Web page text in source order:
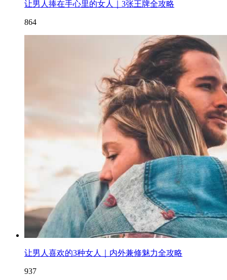
让男人捧在手心里的女人｜3张王牌全攻略
864
让男人喜欢的3种女人｜内外兼修魅力全攻略
937